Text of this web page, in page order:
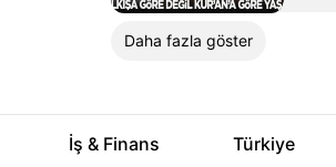
Daha fazla göster
İş & Finans Türkiye